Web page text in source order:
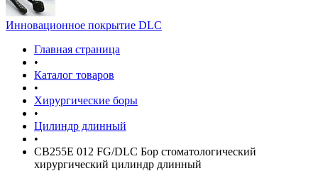
Инновационное покрытие DLC
Главная страница
•
Каталог товаров
•
Хирургические боры
•
Цилиндр длинный
•
CB255E 012 FG/DLC Бор стоматологический
хирургический цилиндр длинный